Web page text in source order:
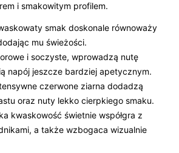
i smakowitym profilem.
smak doskonale równoważy
mu świeżości.
i soczyste, wprowadzą nutę
napój jeszcze bardziej apetycznym.
czerwone ziarna dodadzą
oraz nuty lekko cierpkiego smaku.
kwaskowość świetnie współgra z
a także wzbogaca wizualnie